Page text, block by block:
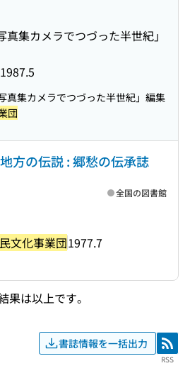
集カメラでつづった半世紀」
1987.5
真集カメラでつづった半世紀」編集
団
方の伝説 : 郷愁の伝承誌
文化事業団1977.7
全国の図書館
果は以上です。
書誌情報を一括出力 RSS
RSS